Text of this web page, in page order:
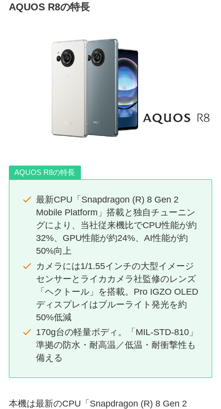
AQUOS R8の特長
AQUOS R8の特長
最新CPU「Snapdragon (R) 8 Gen 2
Mobile Platform」搭載と独自チューニン
グにより、当社従来機比でCPU性能が約
32%、GPU性能が約24%、AI性能が約
50%向上
カメラには1/1.55インチの大型イメージ
センサーとライカカメラ社監修のレンズ
「ヘクトール」を搭載。Pro IGZO OLED
ディスプレイはブルーライト発光を約
50%低減
170g台の軽量ボディ。「MIL-STD-810」
準拠の防水・耐高温／低温・耐衝撃性も
備える
本機は最新のCPU「Snapdragon (R) 8 Gen 2